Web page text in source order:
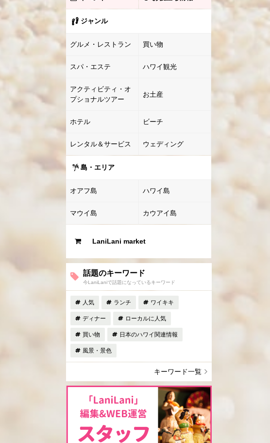
ジャンル
グルメ・レストラン 買い物
スパ・エステ ハワイ観光
アクティビティ・オ
プショナルツアー
お土産
ホテル ビーチ
レンタル＆サービス ウェディング
島・エリア
オアフ島 ハワイ島
マウイ島 カウアイ島
LaniLani market
話題のキーワード
今LaniLaniで話題になっているキーワード
人気 ランチ ワイキキ
ディナー ローカルに人気
買い物 日本のハワイ関連情報
風景・景色
キーワード一覧